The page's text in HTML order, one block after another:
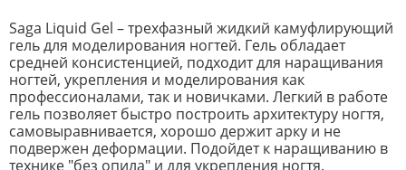
Saga Liquid Gel – трехфазный жидкий камуфлирующий
гель для моделирования ногтей. Гель обладает
средней консистенцией, подходит для наращивания
ногтей, укрепления и моделирования как
профессионалами, так и новичками. Легкий в работе
гель позволяет быстро построить архитектуру ногтя,
самовыравнивается, хорошо держит арку и не
подвержен деформации. Подойдет к наращиванию в
технике "без опила" и для укрепления ногтя.